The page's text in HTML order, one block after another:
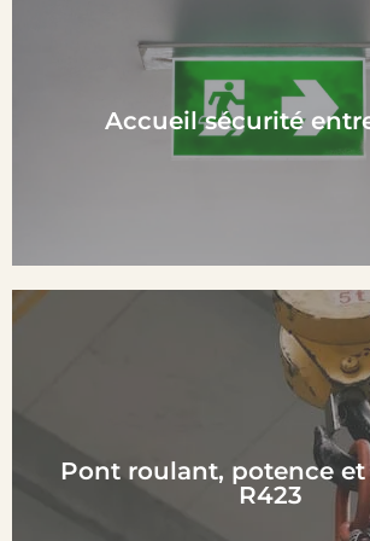
Accueil sécurité
En Savoir plus
Pont roulant, potence
R423
En Savoir plus